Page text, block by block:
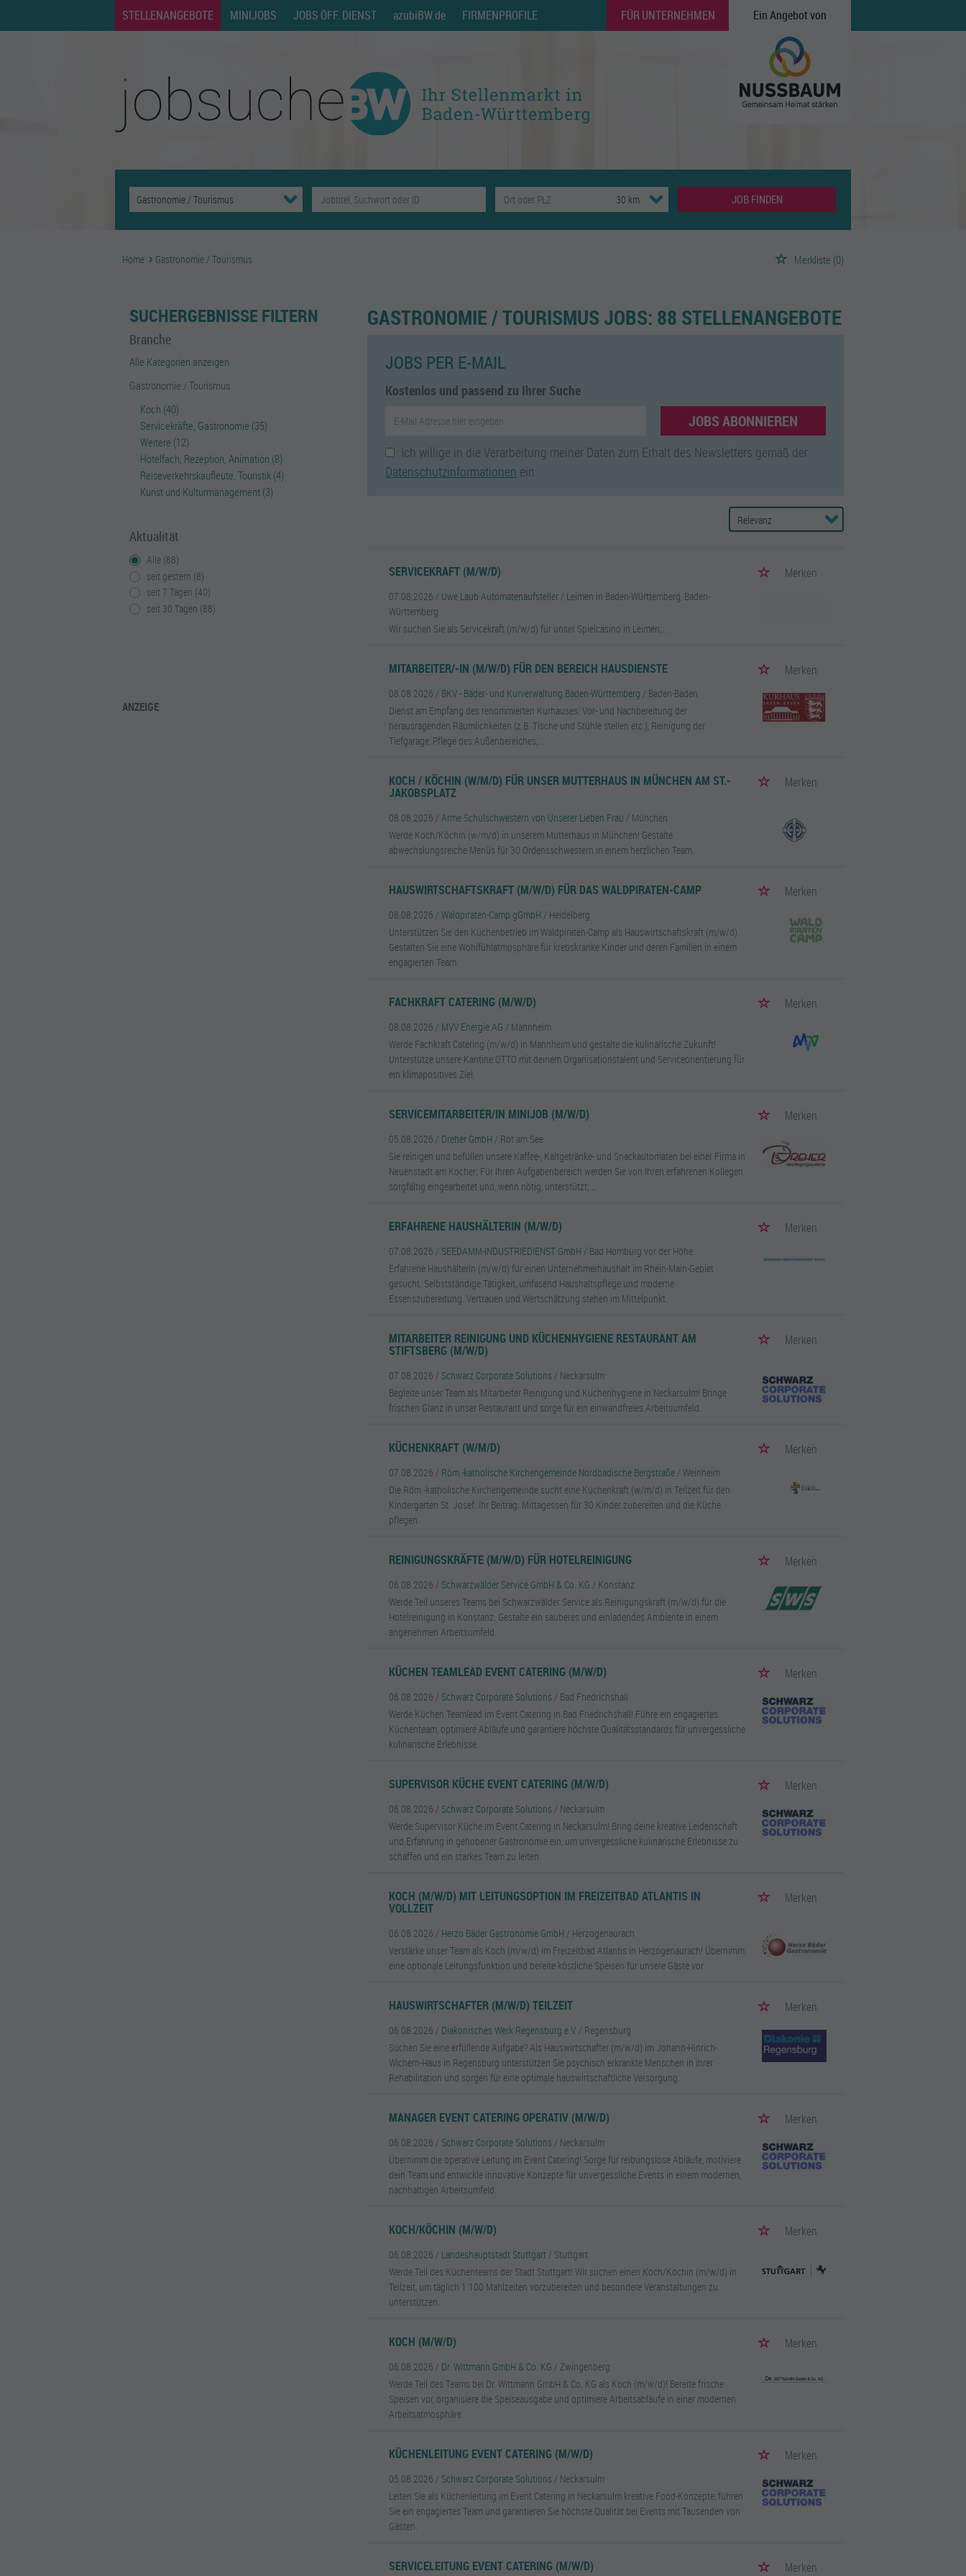
STELLENANGEBOTE MINIJOBS JOBS ÖFF. DIENST azubiBW.de FIRMENPROFILE FÜR UNTERNEHMEN Ein Angebot von
JOB FINDEN
Home Gastronomie / Tourismus Merkliste (0)
SUCHERGEBNISSE FILTERN
Branche
Alle Kategorien anzeigen
Gastronomie / Tourismus
Koch (40)
Servicekräfte, Gastronomie (35)
Weitere (12)
Hotelfach, Rezeption, Animation (8)
Reiseverkehrskaufleute, Touristik (4)
Kunst und Kulturmanagement (3)
Aktualität
Alle (88)
seit gestern (8)
seit 7 Tagen (40)
seit 30 Tagen (88)
ANZEIGE
GASTRONOMIE / TOURISMUS JOBS: 88 STELLENANGEBOTE
JOBS PER E-MAIL
Kostenlos und passend zu Ihrer Suche
JOBS ABONNIEREN
Ich willige in die Verarbeitung meiner Daten zum Erhalt des Newsletters gemäß der
Datenschutzinformationen ein.
SERVICEKRAFT (M/W/D) Merken
07.08.2026 / Uwe Laub Automatenaufsteller / Leimen in Baden-Württemberg, Baden-
Württemberg
Wir suchen Sie als Servicekraft (m/w/d) für unser Spielcasino in Leimen;...
MITARBEITER/-IN (M/W/D) FÜR DEN BEREICH HAUSDIENSTE Merken
08.08.2026 / BKV - Bäder- und Kurverwaltung Baden-Württemberg / Baden-Baden
Dienst am Empfang des renommierten Kurhauses; Vor- und Nachbereitung der
herausragenden Räumlichkeiten (z.B. Tische und Stühle stellen etc.), Reinigung der
Tiefgarage, Pflege des Außenbereiches;...
KOCH / KÖCHIN (W/M/D) FÜR UNSER MUTTERHAUS IN MÜNCHEN AM ST.-
JAKOBSPLATZ
Merken
08.08.2026 /Arme Schulschwestern von Unserer Lieben Frau / München
Werde Koch/Köchin (w/m/d) in unserem Mutterhaus in München! Gestalte
abwechslungsreiche Menüs für 30 Ordensschwestern in einem herzlichen Team.
HAUSWIRTSCHAFTSKRAFT (M/W/D) FÜR DAS WALDPIRATEN-CAMP Merken
08.08.2026 /Waldpiraten-Camp gGmbH / Heidelberg
Unterstützen Sie den Küchenbetrieb im Waldpiraten-Camp als Hauswirtschaftskraft (m/w/d).
Gestalten Sie eine Wohlfühlatmosphäre für krebskranke Kinder und deren Familien in einem
engagierten Team.
FACHKRAFT CATERING (M/W/D) Merken
08.08.2026 / MVV Energie AG / Mannheim
Werde Fachkraft Catering (m/w/d) in Mannheim und gestalte die kulinarische Zukunft!
Unterstütze unsere Kantine OTTO mit deinem Organisationstalent und Serviceorientierung für
ein klimapositives Ziel.
SERVICEMITARBEITER/IN MINIJOB (M/W/D) Merken
05.08.2026 / Dreher GmbH / Rot am See
Sie reinigen und befüllen unsere Kaffee-, Kaltgetränke- und Snackautomaten bei einer Firma in
Neuenstadt am Kocher; Für Ihren Aufgabenbereich werden Sie von Ihren erfahrenen Kollegen
sorgfältig eingearbeitet und, wenn nötig, unterstützt;...
ERFAHRENE HAUSHÄLTERIN (M/W/D) Merken
07.08.2026 / SEEDAMM-INDUSTRIEDIENST GmbH / Bad Homburg vor der Höhe
Erfahrene Haushälterin (m/w/d) für einen Unternehmerhaushalt im Rhein-Main-Gebiet
gesucht. Selbstständige Tätigkeit, umfasend Haushaltspflege und moderne
Essenszubereitung. Vertrauen und Wertschätzung stehen im Mittelpunkt.
MITARBEITER REINIGUNG UND KÜCHENHYGIENE RESTAURANT AM
STIFTSBERG (M/W/D)
Merken
07.08.2026 / Schwarz Corporate Solutions / Neckarsulm
Begleite unser Team als Mitarbeiter Reinigung und Küchenhygiene in Neckarsulm! Bringe
frischen Glanz in unser Restaurant und sorge für ein einwandfreies Arbeitsumfeld.
KÜCHENKRAFT (W/M/D) Merken
07.08.2026 / Röm.-katholische Kirchengemeinde Nordbadische Bergstraße / Weinheim
Die Röm.-katholische Kirchengemeinde sucht eine Küchenkraft (w/m/d) in Teilzeit für den
Kindergarten St. Josef. Ihr Beitrag: Mittagessen für 30 Kinder zubereiten und die Küche
pflegen.
REINIGUNGSKRÄFTE (M/W/D) FÜR HOTELREINIGUNG Merken
06.08.2026 / Schwarzwälder Service GmbH & Co. KG / Konstanz
Werde Teil unseres Teams bei Schwarzwälder Service als Reinigungskraft (m/w/d) für die
Hotelreinigung in Konstanz. Gestalte ein sauberes und einladendes Ambiente in einem
angenehmen Arbeitsumfeld.
KÜCHEN TEAMLEAD EVENT CATERING (M/W/D) Merken
06.08.2026 / Schwarz Corporate Solutions / Bad Friedrichshall
Werde Küchen Teamlead im Event Catering in Bad Friedrichshall! Führe ein engagiertes
Küchenteam, optimiere Abläufe und garantiere höchste Qualitätsstandards für unvergessliche
kulinarische Erlebnisse.
SUPERVISOR KÜCHE EVENT CATERING (M/W/D) Merken
06.08.2026 / Schwarz Corporate Solutions / Neckarsulm
Werde Supervisor Küche im Event Catering in Neckarsulm! Bring deine kreative Leidenschaft
und Erfahrung in gehobener Gastronomie ein, um unvergessliche kulinarische Erlebnisse zu
schaffen und ein starkes Team zu leiten.
KOCH (M/W/D) MIT LEITUNGSOPTION IM FREIZEITBAD ATLANTIS IN
VOLLZEIT
Merken
06.08.2026 / Herzo Bäder Gastronomie GmbH / Herzogenaurach
Verstärke unser Team als Koch (m/w/d) im Freizeitbad Atlantis in Herzogenaurach! Übernimm
eine optionale Leitungsfunktion und bereite köstliche Speisen für unsere Gäste vor.
HAUSWIRTSCHAFTER (M/W/D) TEILZEIT Merken
06.08.2026 / Diakonisches Werk Regensburg e.V. / Regensburg
Suchen Sie eine erfüllende Aufgabe? Als Hauswirtschafter (m/w/d) im Johann-Hinrich-
Wichern-Haus in Regensburg unterstützen Sie psychisch erkrankte Menschen in ihrer
Rehabilitation und sorgen für eine optimale hauswirtschaftliche Versorgung.
MANAGER EVENT CATERING OPERATIV (M/W/D) Merken
06.08.2026 / Schwarz Corporate Solutions / Neckarsulm
Übernimm die operative Leitung im Event Catering! Sorge für reibungslose Abläufe, motiviere
dein Team und entwickle innovative Konzepte für unvergessliche Events in einem modernen,
nachhaltigen Arbeitsumfeld.
KOCH/KÖCHIN (M/W/D) Merken
06.08.2026 / Landeshauptstadt Stuttgart / Stuttgart
Werde Teil des Küchenteams der Stadt Stuttgart! Wir suchen einen Koch/Köchin (m/w/d) in
Teilzeit, um täglich 1.100 Mahlzeiten vorzubereiten und besondere Veranstaltungen zu
unterstützen.
KOCH (M/W/D) Merken
06.08.2026 / Dr. Wittmann GmbH & Co. KG / Zwingenberg
Werde Teil des Teams bei Dr. Wittmann GmbH & Co. KG als Koch (m/w/d)! Bereite frische
Speisen vor, organisiere die Speiseausgabe und optimiere Arbeitsabläufe in einer modernen
Arbeitsatmosphäre.
KÜCHENLEITUNG EVENT CATERING (M/W/D) Merken
05.08.2026 / Schwarz Corporate Solutions / Neckarsulm
Leiten Sie als Küchenleitung im Event Catering in Neckarsulm kreative Food-Konzepte, führen
Sie ein engagiertes Team und garantieren Sie höchste Qualität bei Events mit Tausenden von
Gästen.
SERVICELEITUNG EVENT CATERING (M/W/D) Merken